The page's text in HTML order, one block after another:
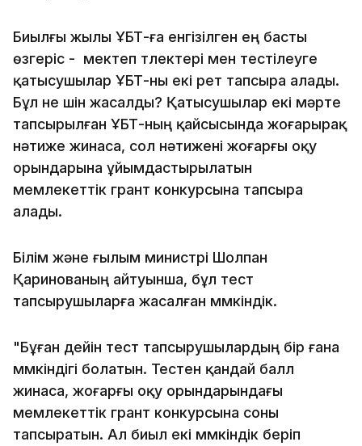
Биылғы жылы ҰБТ-ға енгізілген ең басты
өзгеріс - мектеп түлектері мен тестілеуге
қатысушылар ҰБТ-ны екі рет тапсыра алады.
Бұл не үшін жасалды? Қатысушылар екі мәрте
тапсырылған ҰБТ-ның қайсысында жоғарырақ
нәтиже жинаса, сол нәтижені жоғарғы оқу
орындарына ұйымдастырылатын
мемлекеттік грант конкурсына тапсыра
алады.
Білім және ғылым министрі Шолпан
Қаринованың айтуынша, бұл тест
тапсырушыларға жасалған мүмкіндік.
"Бұған дейін тест тапсырушылардың бір ғана
мүмкіндігі болатын. Тестен қандай балл
жинаса, жоғарғы оқу орындарындағы
мемлекеттік грант конкурсына соны
тапсыратын. Ал биыл екі мүмкіндік беріп